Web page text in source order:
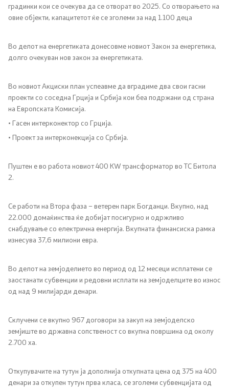
градинки кои се очекува да се отворат во 2025. Со отворањето на
овие објекти, капацитетот ќе се зголеми за над 1.100 деца
Во делот на енергетиката донесовме новиот Закон за енергетика,
долго очекуван нов закон за енергетиката.
Во новиот Акциски план успеавме да вградиме два свои гасни
проекти со соседна Грција и Србија кои беа подржани од страна
на Европската Комисија.
• Гасен интерконектор со Грција.
• Проект за интерконекција со Србија.
Пуштен е во работа новиот 400 KW трансформатор во ТС Битола
2.
Се работи на Втора фаза – ветерен парк Богданци. Вкупно, над
22.000 домаќинства ќе добијат посигурно и одржливо
снабдување со електрична енергија. Вкупната финансиска рамка
изнесува 37,6 милиони евра.
Во делот на земјоделието во период од 12 месеци исплатени се
заостанати субвенции и редовни исплати на земјоделците во износ
од над 9 милијарди денари.
Склучени се вкупно 967 договори за закуп на земјоделско
земјиште во државна сопственост со вкупна површина од околу
2.700 ха.
Откупувачите на тутун ја дополнија откупната цена од 375 на 400
денари за откупен тутун прва класа, се зголеми субвенцијата од